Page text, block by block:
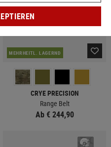
MEHRHEITL. LAGERND
CRYE PRECISION
Range Belt
Ab € 244,90